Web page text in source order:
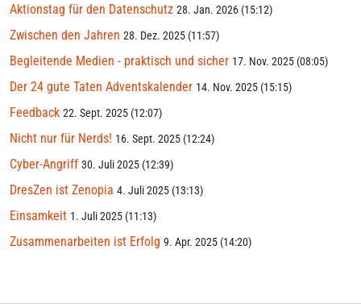
Aktionstag für den Datenschutz 28. Jan. 2026 (15:12)
Zwischen den Jahren 28. Dez. 2025 (11:57)
Begleitende Medien - praktisch und sicher 17. Nov. 2025 (08:05)
Der 24 gute Taten Adventskalender 14. Nov. 2025 (15:15)
Feedback 22. Sept. 2025 (12:07)
Nicht nur für Nerds! 16. Sept. 2025 (12:24)
Cyber-Angriff 30. Juli 2025 (12:39)
DresZen ist Zenopia 4. Juli 2025 (13:13)
Einsamkeit 1. Juli 2025 (11:13)
Zusammenarbeiten ist Erfolg 9. Apr. 2025 (14:20)